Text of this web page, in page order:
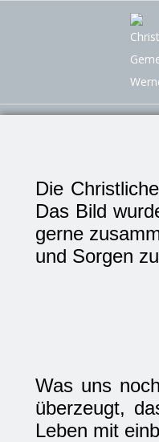
Die
Das Bild
gerne
und Sorgen
Was uns
überzeugt,
Leben mit